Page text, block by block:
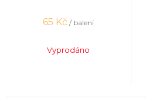
65 Kč / balení
Vyprodáno